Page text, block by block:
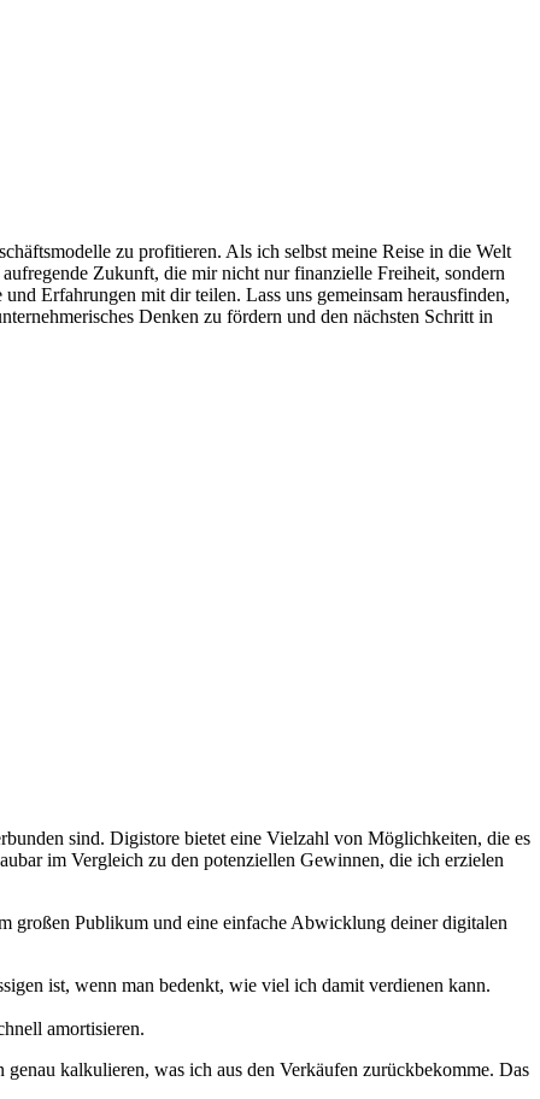
‍zu profitieren. ‌Als ich selbst meine ⁤Reise in die Welt
Zukunft, die mir nicht nur finanzielle Freiheit,⁢ sondern
Erfahrungen​ mit dir teilen.​ Lass uns gemeinsam herausfinden,
Denken zu fördern und den nächsten⁣ Schritt in
sind. Digistore bietet eine Vielzahl von Möglichkeiten, die es
im Vergleich⁣ zu den potenziellen Gewinnen, die ich erzielen
​großen Publikum und ⁢eine⁢ einfache⁢ Abwicklung deiner ⁣digitalen
ist, wenn man bedenkt, wie viel ich⁢ damit verdienen kann.
amortisieren.
‍kalkulieren, was ich aus den Verkäufen zurückbekomme. Das⁣